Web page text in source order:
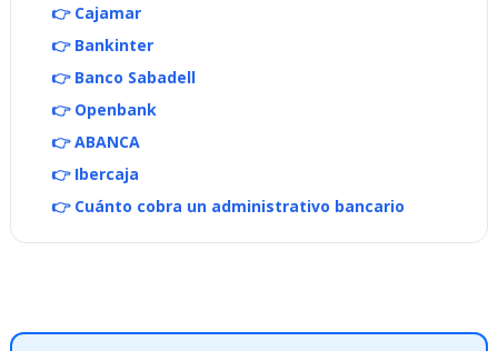
👉 Cajamar
👉 Bankinter
👉 Banco Sabadell
👉 Openbank
👉 ABANCA
👉 Ibercaja
👉 Cuánto cobra un administrativo bancario